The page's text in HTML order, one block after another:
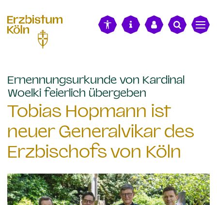
Ernennungsurkunde von Kardinal
Woelki feierlich übergeben
Tobias Hopmann ist
neuer Generalvikar des
Erzbischofs von Köln